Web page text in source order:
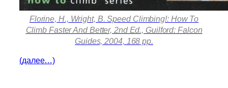
Florine, H., Wright, B. Speed Climbing!: How To
Climb Faster And Better, 2nd Ed., Guilford: Falcon
Guides, 2004, 168 pp.
(далее…)